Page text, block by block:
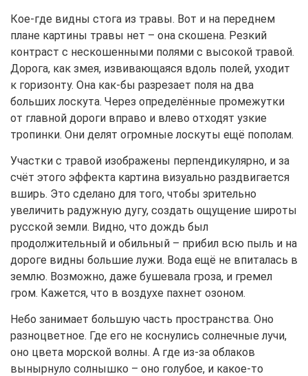
Кое-где видны стога из травы. Вот и на переднем
плане картины травы нет – она скошена. Резкий
контраст с нескошенными полями с высокой травой.
Дорога, как змея, извивающаяся вдоль полей, уходит
к горизонту. Она как-бы разрезает поля на два
больших лоскута. Через определённые промежутки
от главной дороги вправо и влево отходят узкие
тропинки. Они делят огромные лоскуты ещё пополам.
Участки с травой изображены перпендикулярно, и за
счёт этого эффекта картина визуально раздвигается
вширь. Это сделано для того, чтобы зрительно
увеличить радужную дугу, создать ощущение широты
русской земли. Видно, что дождь был
продолжительный и обильный – прибил всю пыль и на
дороге видны большие лужи. Вода ещё не впиталась в
землю. Возможно, даже бушевала гроза, и гремел
гром. Кажется, что в воздухе пахнет озоном.
Небо занимает большую часть пространства. Оно
разноцветное. Где его не коснулись солнечные лучи,
оно цвета морской волны. А где из-за облаков
вынырнуло солнышко – оно голубое, и какое-то